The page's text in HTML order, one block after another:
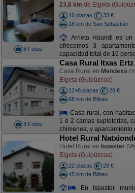
8 Fotos
23,6 km de Elgeta
16 plazas
33 €
18 km de San Sebastián
Arrieta Haundi es un
ofrecemos 3
capacidad total de 16
8 Fotos
Casa Rural Itxas Ertz
Casa Rural en Mendexa
Elgeta (Guipúzcoa)
12+8 plazas
29 €
68 km de Bilbao
Casa rural, con
1 ó 2 camas supletorias,
chimenea, y aparcamiento
Hotel Rural
Hotel Rural en Ispaster
Elgeta (Guipúzcoa)
22 plazas
29 €
45 km de Bilbao
En Ispaster,